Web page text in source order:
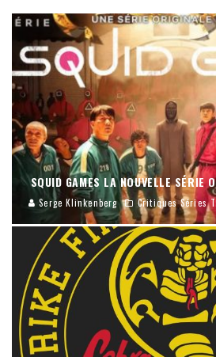
SQUID GAMES LA NOUVELLE SÉRIE
Serge Klinkenberg Critiques Séries